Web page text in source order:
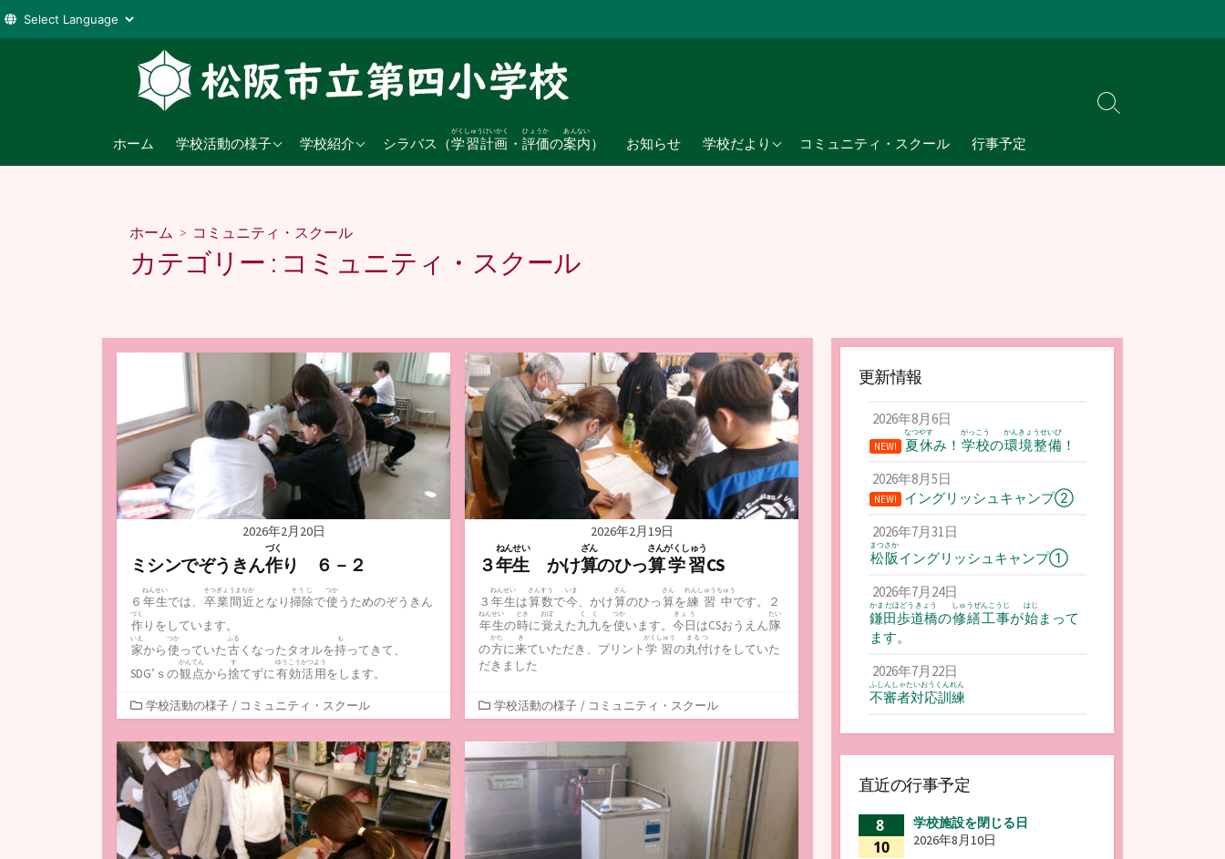
へ
ホーム 学校活動の様子
2026年度
学校紹介
学校教育目標
児童数
交通アクセス
シラバス（学習計画
がくしゅうけいかく
・ 評価
ひょうか
の案内
あんない
） お知らせ 学校だより
2026年度
コミュニティ・スクール 行事予定
検
り
ホーム > コミュニティ・スクール
カテゴリー : コミュニティ・スクール
2026年2月20日
ミシンでぞうきん作
づく
り ６－２
６ 年生
ねんせい
では、 卒業間近
そつぎょうまぢか
となり掃除
そうじ
で使
つか
うためのぞうきん
作
づく
りをしています。
家
いえ
から使
つか
っていた古
ふる
くなったタオルを持
も
ってきて、
SDG’ｓの観点
かんてん
から捨
す
てずに有効活用
ゆうこうかつよう
をします。
カ
テ
ゴ
リ
ー
学校活動の様子 / コミュニティ・スクール
2026年2月19日
３年生
ねんせい
かけ算
ざん
のひっ算学習
さんがくしゅう
CS
３ 年生
ねんせい
は算数
さんすう
で今
いま
、かけ算
ざん
のひっ算
さん
を練習中
れんしゅうちゅう
です。２
年生
ねんせい
の時
とき
に覚
おぼ
えた九九
くく
を使
つか
います。 今日
きょう
はCSおうえん隊
たい
の方
かた
に来
き
ていただき、プリント学習
がくしゅう
の丸付
まるつ
けをしていた
だきました
カ
テ
ゴ
リ
ー
学校活動の様子 / コミュニティ・スクール
更新情報
2026年8月6日
NEW! 夏休
なつやす
み！ 学校
がっこう
の環境整備
かんきょうせいび
！
2026年8月5日
NEW!
イングリッシュキャンプ②
2026年7月31日
松阪
まつさか
イングリッシュキャンプ①
2026年7月24日
鎌田歩道橋
かまだほどうきょう
の修繕工事
しゅうぜんこうじ
が始
はじ
まって
ます。
2026年7月22日
不審者対応訓練
ふしんしゃたいおうくんれん
直近の行事予定
8
10
学校施設を閉じる日
2026年8月10日